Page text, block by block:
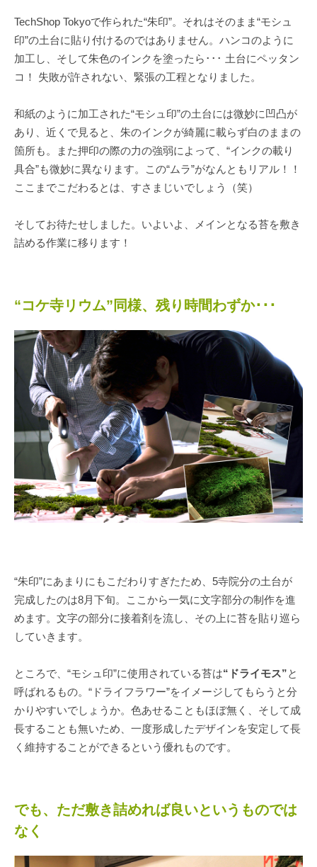
TechShop Tokyoで作られた“朱印”。それはそのまま“モシュ
印”の土台に貼り付けるのではありません。ハンコのように
加工し、そして朱色のインクを塗ったら･･･ 土台にペッタン
コ！ 失敗が許されない、緊張の工程となりました。
和紙のように加工された“モシュ印”の土台には微妙に凹凸が
あり、近くで見ると、朱のインクが綺麗に載らず白のままの
箇所も。また押印の際の力の強弱によって、“インクの載り
具合”も微妙に異なります。この“ムラ”がなんともリアル！！
ここまでこだわるとは、すさまじいでしょう（笑）
そしてお待たせしました。いよいよ、メインとなる苔を敷き
詰める作業に移ります！
“コケ寺リウム”同様、残り時間わずか･･･
“朱印”にあまりにもこだわりすぎたため、5寺院分の土台が
完成したのは8月下旬。ここから一気に文字部分の制作を進
めます。文字の部分に接着剤を流し、その上に苔を貼り巡ら
していきます。
ところで、“モシュ印”に使用されている苔は“ドライモス”と
呼ばれるもの。“ドライフラワー”をイメージしてもらうと分
かりやすいでしょうか。色あせることもほぼ無く、そして成
長することも無いため、一度形成したデザインを安定して長
く維持することができるという優れものです。
でも、ただ敷き詰めれば良いというものでは
なく